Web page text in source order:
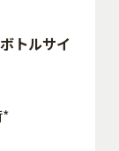
トルサイ